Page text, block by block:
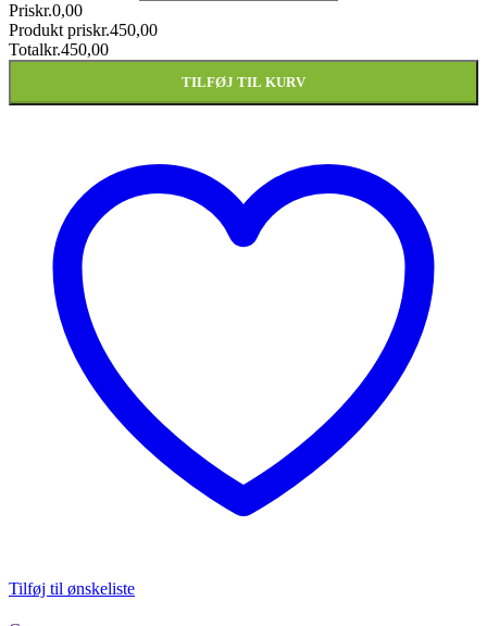
Priskr.0,00
Produkt priskr.450,00
Totalkr.450,00
TILFØJ TIL KURV
Tilføj til ønskeliste